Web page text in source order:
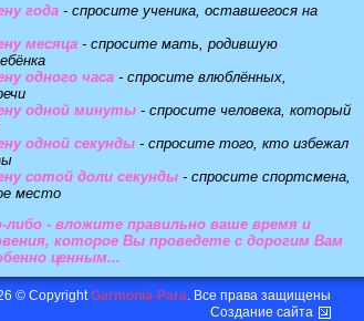
года - спросите ученика, оставшегося на
месяца - спросите мать, родившую
одного часа - спросите влюблённых,
одной минуты - спросите человека, который
одной секунды - спросите того, кто избежал
сотой доли секунды - спросите спортсмена,
место
либо - вложите правильно ваше время и
которое Вы проведете с дорогим Вам
ценным...
© CopyrightGarmonia-Para. Все права защищены
Создание сайта